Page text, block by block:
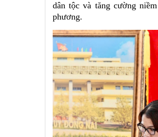
dân tộc và tăng cường
phương.